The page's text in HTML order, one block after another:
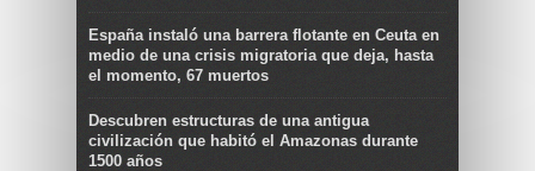
España instaló una barrera flotante en Ceuta en
medio de una crisis migratoria que deja, hasta
el momento, 67 muertos
Descubren estructuras de una antigua
civilización que habitó el Amazonas durante
1500 años